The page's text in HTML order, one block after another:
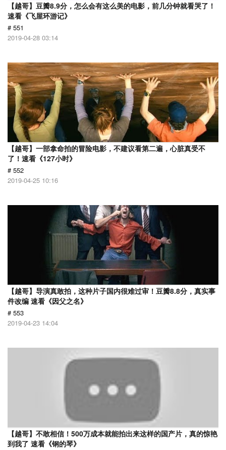
【越哥】豆瓣8.9分，怎么会有这么美的电影，前几分钟就看哭了！
速看《飞屋环游记》
# 551
2019-04-28 03:14
【越哥】一部拿命拍的冒险电影，不建议看第二遍，心脏真受不
了！速看《127小时》
# 552
2019-04-25 10:16
【越哥】导演真敢拍，这种片子国内很难过审！豆瓣8.8分，真实事
件改编 速看《因父之名》
# 553
2019-04-23 14:04
【越哥】不敢相信！500万成本就能拍出来这样的国产片，真的惊艳
到我了 速看《钢的琴》